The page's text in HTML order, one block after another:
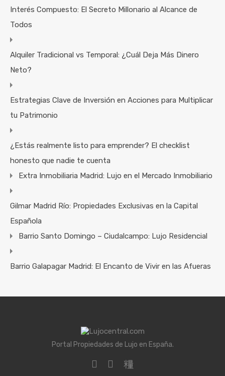
Interés Compuesto: El Secreto Millonario al Alcance de
Todos
Alquiler Tradicional vs Temporal: ¿Cuál Deja Más Dinero
Neto?
Estrategias Clave de Inversión en Acciones para Multiplicar
tu Patrimonio
¿Estás realmente listo para emprender? El checklist
honesto que nadie te cuenta
Extra Inmobiliaria Madrid: Lujo en el Mercado Inmobiliario
Gilmar Madrid Río: Propiedades Exclusivas en la Capital
Española
Barrio Santo Domingo – Ciudalcampo: Lujo Residencial
Barrio Galapagar Madrid: El Encanto de Vivir en las Afueras
Portal Propiedades de Lujo en España.